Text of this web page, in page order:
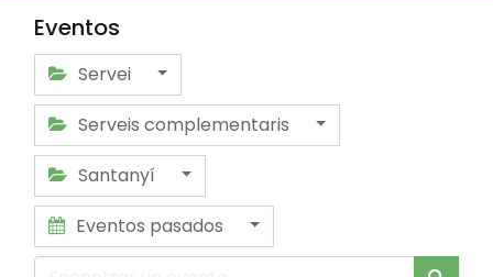
Eventos
Servei
Serveis complementaris
Santanyí
Eventos pasados